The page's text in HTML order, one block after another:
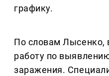
графику.
По словам Лысенко,
работу по
заражения.